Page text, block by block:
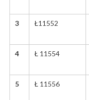
3 Ł11552
4 Ł 11554
5 Ł 11556